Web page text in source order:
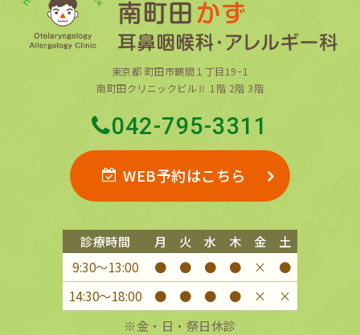
東京都 町田市鶴間１丁目19−1
南町田クリニックビルⅡ 1階 2階 3階
042-795-3311
WEB予約はこちら
診療時間 月 火 水 木 金
土
9:30〜13:00
● ● ● ● ×
●
14:30〜18:00
● ● ● ● ×
×
※金・日・祭日休診